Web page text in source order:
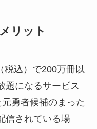
リット
税込）で200万冊以
題になるサービス
勇者候補のまった
信されている場